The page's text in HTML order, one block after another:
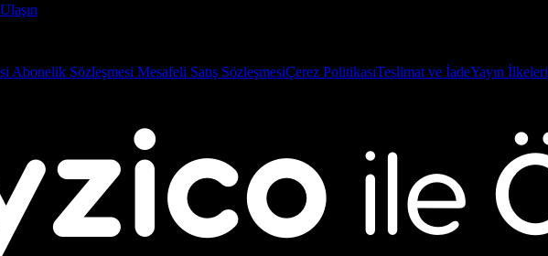
Abonelik Sözleşmesi Mesafeli Satış SözleşmesiÇerez PolitikasıTeslimat ve İadeYayın İlkeleri